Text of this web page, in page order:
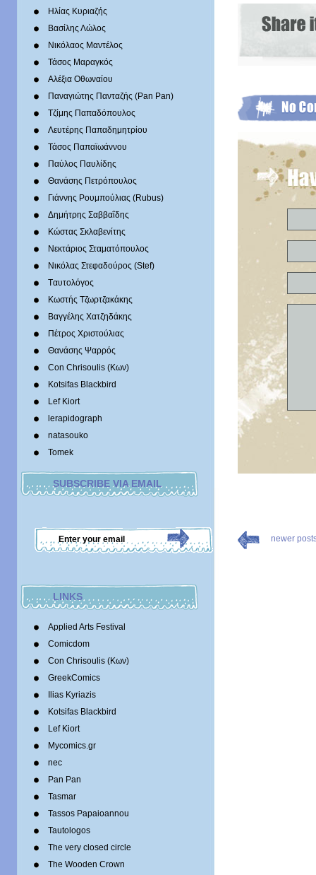
Ηλίας Κυριαζής
Βασίλης Λώλος
Νικόλαος Μαντέλος
Τάσος Μαραγκός
Αλέξια Οθωναίου
Παναγιώτης Πανταζής (Pan Pan)
Τζίμης Παπαδόπουλος
Λευτέρης Παπαδημητρίου
Τάσος Παπαϊωάννου
Παύλος Παυλίδης
Θανάσης Πετρόπουλος
Γιάννης Ρουμπούλιας (Rubus)
Δημήτρης Σαββαΐδης
Κώστας Σκλαβενίτης
Νεκτάριος Σταματόπουλος
Νικόλας Στεφαδούρος (Stef)
Tαυτολόγος
Κωστής Τζωρτζακάκης
Βαγγέλης Χατζηδάκης
Πέτρος Χριστούλιας
Θανάσης Ψαρρός
Con Chrisoulis (Κων)
Kotsifas Blackbird
Lef Kiort
lerapidograph
natasouko
Tomek
SUBSCRIBE VIA EMAIL
LINKS
Applied Arts Festival
Comicdom
Con Chrisoulis (Κων)
GreekComics
Ilias Kyriazis
Kotsifas Blackbird
Lef Kiort
Mycomics.gr
nec
Pan Pan
Tasmar
Tassos Papaioannou
Tautologos
The very closed circle
The Wooden Crown
newer